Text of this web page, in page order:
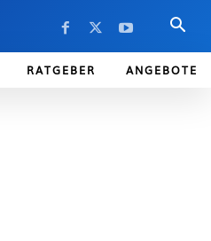
RATGEBER ANGEBOTE